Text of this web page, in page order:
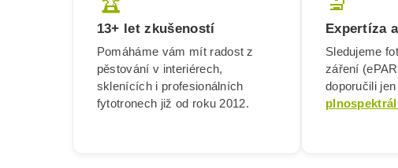
13+ let zkušeností
Pomáháme vám mít radost z
pěstování v interiérech,
sklenících i profesionálních
fytotronech již od roku 2012.
Expertíza
Sledujeme
záření
doporučili jen